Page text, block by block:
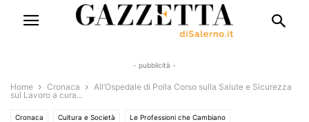
- pubblicità -
Home Cronaca
All’Ospedale di Polla Corso sulla Salute e Sicurezza
sul Lavoro a cura...
Cronaca Cultura e Società Le Professioni che Cambiano